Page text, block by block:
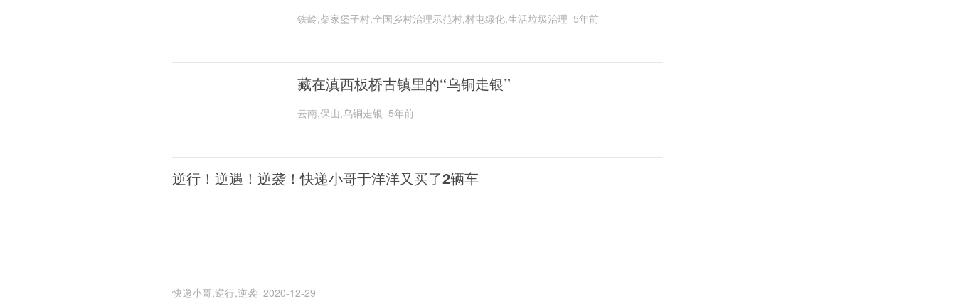
铁岭,柴家堡子村,全国乡村治理示范村,村屯绿化,生活垃圾治理 5年前
藏在滇西板桥古镇里的“乌铜走银”
云南,保山,乌铜走银 5年前
逆行！逆遇！逆袭！快递小哥于洋洋又买了2辆车
快递小哥,逆行,逆袭 2020-12-29